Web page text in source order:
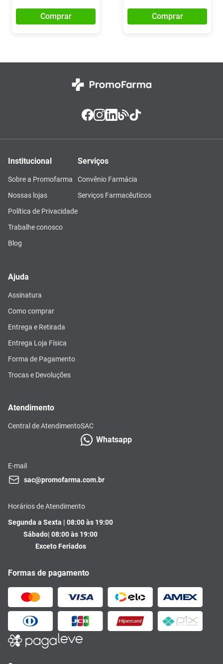
Comprar Comprar
Institucional
Sobre a Promofarma
Nossas lojas
Política de Privacidade
Trabalhe conosco
Blog
Serviços
Convênio Farmácia
Serviços Farmacêuticos
Ajuda
Assinatura
Como comprar
Entrega e Retirada
Entrega Loja Física
Forma de Pagamento
Trocas e Devoluções
Atendimento
Central de AtendimentoSAC
Whatsapp
E-mail
sac@promofarma.com.br
Horários de Atendimento
Segunda a Sexta | 08:00 às 19:00
Sábado| 08:00 às 19:00
Exceto Feriados
Formas de pagamento